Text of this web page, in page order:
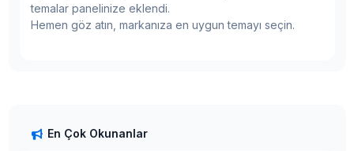
temalar panelinize eklendi.
Hemen göz atın, markanıza en uygun temayı seçin.
En Çok Okunanlar
Hazır Tema ile Sitenizi Bugün Kurun